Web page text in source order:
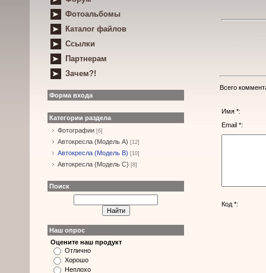
Фотоальбомы
Каталог файлов
Ссылки
Партнерам
Зачем?!
Форма входа
Категории раздела
Фотографии [6]
Автокресла (Модель А) [12]
Автокресла (Модель B) [10]
Автокресла (Модель С) [8]
Поиск
Наш опрос
Оцените наш продукт
Отлично
Хорошо
Неплохо
Всего
Имя *:
Email *:
Код *: